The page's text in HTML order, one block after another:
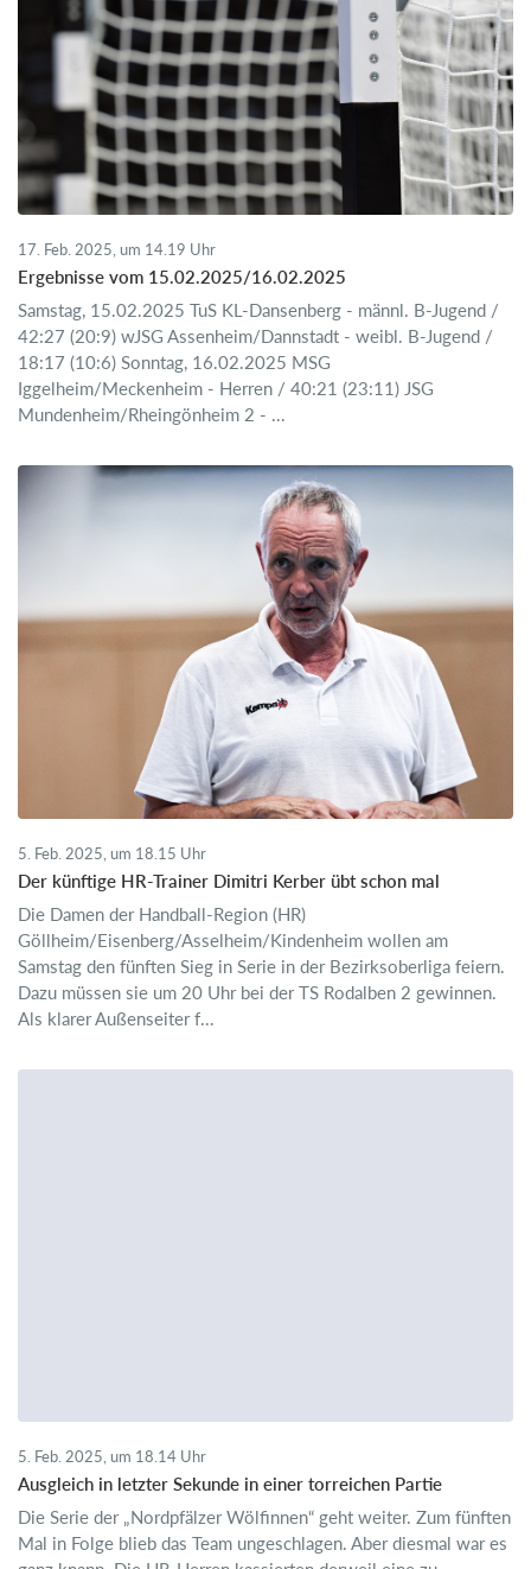
17. Feb. 2025, um 14.19 Uhr
Ergebnisse vom 15.02.2025/16.02.2025
Samstag, 15.02.2025 TuS KL-Dansenberg - männl. B-Jugend /
42:27 (20:9) wJSG Assenheim/Dannstadt - weibl. B-Jugend /
18:17 (10:6) Sonntag, 16.02.2025 MSG
Iggelheim/Meckenheim - Herren / 40:21 (23:11) JSG
Mundenheim/Rheingönheim 2 - ...
5. Feb. 2025, um 18.15 Uhr
Der künftige HR-Trainer Dimitri Kerber übt schon mal
Die Damen der Handball-Region (HR)
Göllheim/Eisenberg/Asselheim/Kindenheim wollen am
Samstag den fünften Sieg in Serie in der Bezirksoberliga feiern.
Dazu müssen sie um 20 Uhr bei der TS Rodalben 2 gewinnen.
Als klarer Außenseiter f...
5. Feb. 2025, um 18.14 Uhr
Ausgleich in letzter Sekunde in einer torreichen Partie
Die Serie der „Nordpfälzer Wölfinnen“ geht weiter. Zum fünften
Mal in Folge blieb das Team ungeschlagen. Aber diesmal war es